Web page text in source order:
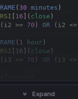
( 30 minutes )
RSI 16 ]( close )
>= 70 ) OR (i2 <=
( 1 hour )
RSI 16 ]( close )
>= 70 ) OR (i3 <=
then
15
Expand